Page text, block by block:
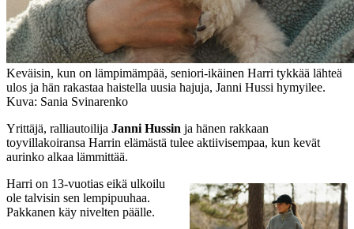
Keväisin, kun on lämpimämpää, seniori-ikäinen Harri tykkää lähteä
ulos ja hän rakastaa haistella uusia hajuja, Janni Hussi hymyilee.
Kuva: Sania Svinarenko
Yrittäjä, ralliautoilija Janni Hussin ja hänen rakkaan
toyvillakoiransa Harrin elämästä tulee aktiivisempaa, kun kevät
aurinko alkaa lämmittää.
Harri on 13-vuotias eikä ulkoilu
ole talvisin sen lempipuuhaa.
Pakkanen käy nivelten päälle.